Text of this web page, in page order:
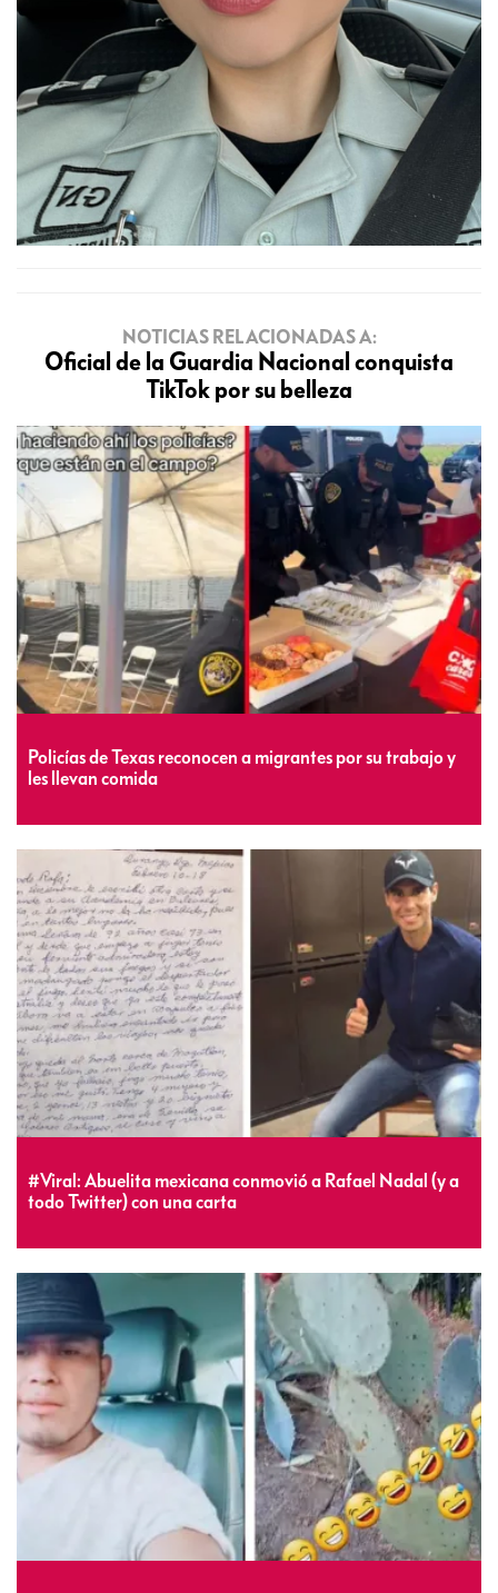
NOTICIAS RELACIONADAS A:
Oficial de la Guardia Nacional conquista
TikTok por su belleza
Policías de Texas reconocen a migrantes por su trabajo y
les llevan comida
#Viral: Abuelita mexicana conmovió a Rafael Nadal (y a
todo Twitter) con una carta